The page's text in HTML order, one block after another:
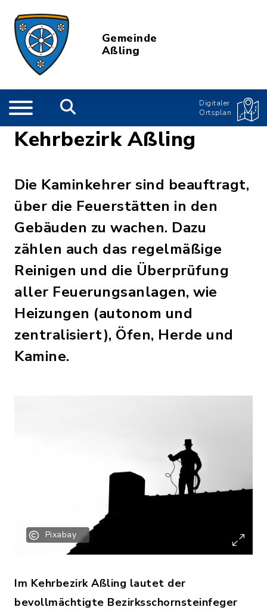
Gemeinde
Aßling
Digitaler
Ortsplan
Kehrbezirk Aßling
Die Kaminkehrer sind beauftragt,
über die Feuerstätten in den
Gebäuden zu wachen. Dazu
zählen auch das regelmäßige
Reinigen und die Überprüfung
aller Feuerungsanlagen, wie
Heizungen (autonom und
zentralisiert), Öfen, Herde und
Kamine.
Pixabay
Im Kehrbezirk Aßling lautet der
bevollmächtigte Bezirksschornsteinfeger